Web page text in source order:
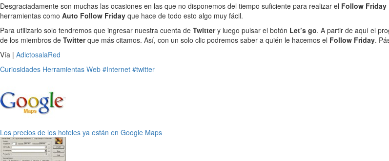
Desgraciadamente son muchas las ocasiones en las que no disponemos del tiempo suficiente para realizar el Follow Friday
herramientas como Auto Follow Friday que hace de todo esto algo muy fácil.
Para utilizarlo solo tendremos que ingresar nuestra cuenta de Twittery luego pulsar el botón Let’s go. A partir de aquí el
de los miembros de Twitterque más citamos. Así, con un solo clic podremos saber a quién le hacemos el Follow Friday.
Vía | AdictosalaRed
Curiosidades Herramientas Web #Internet #twitter
Los precios de los hoteles ya están en Google Maps